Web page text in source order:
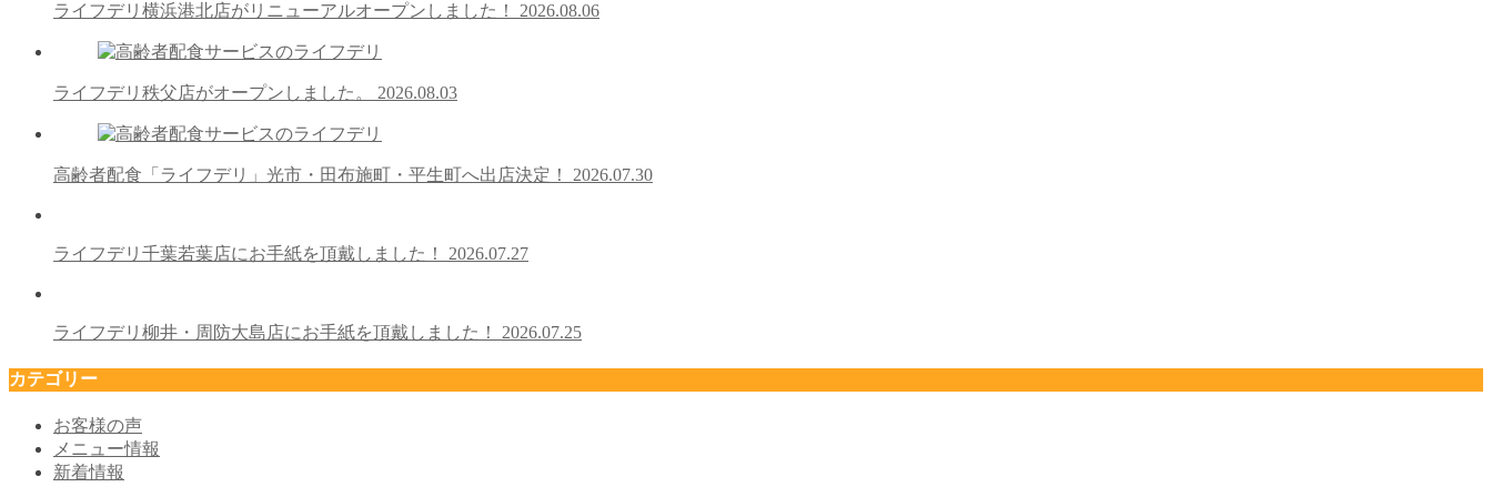
ライフデリ横浜港北店がリニューアルオープンしました！ 2026.08.06
ライフデリ秩父店がオープンしました。 2026.08.03
高齢者配食「ライフデリ」光市・田布施町・平生町へ出店決定！ 2026.07.30
ライフデリ千葉若葉店にお手紙を頂戴しました！ 2026.07.27
ライフデリ柳井・周防大島店にお手紙を頂戴しました！ 2026.07.25
カテゴリー
お客様の声
メニュー情報
新着情報